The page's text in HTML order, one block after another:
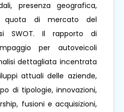
presenza geografica,
quota di mercato del
SWOT. Il rapporto di
per autoveicoli
dettagliata incentrata
attuali delle aziende,
di tipologie, innovazioni,
fusioni e acquisizioni,